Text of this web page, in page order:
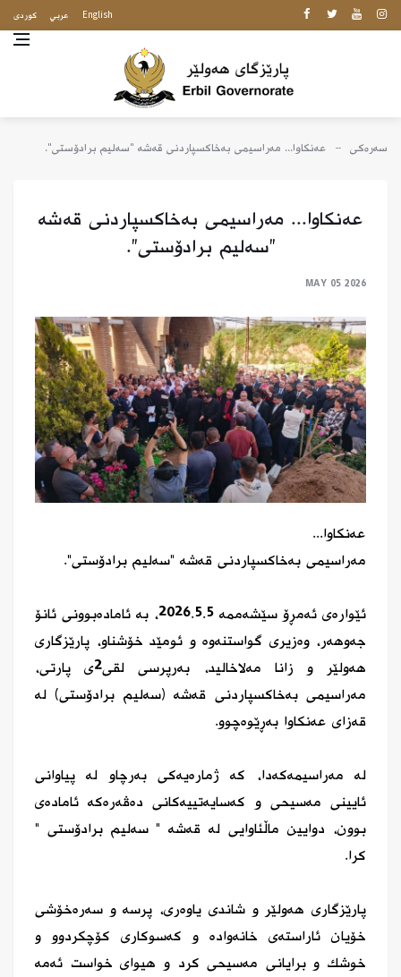
كوردى عربي English
سەرەکی عەنکاوا... مەراسیمی بەخاکسپاردنی قەشە "سەلیم برادۆستی".
عەنکاوا... مەراسیمی بەخاکسپاردنی قەشە
"سەلیم برادۆستی".
MAY 05 2026
عەنکاوا...
مەراسیمی بەخاکسپاردنی قەشە "سەلیم برادۆستی".
ئێوارەی ئەمڕۆ سێشەممە 2026.5.5، بە ئامادەبوونی ئانۆ
جەوهەر، وەزیری گواستنەوە و ئومێد خۆشناو، پارێزگاری
هەولێر و زانا مەلاخالید، بەرپرسی لقی2ی پارتی،
مەراسیمی بەخاکسپاردنی قەشە (سەلیم برادۆستی) لە
قەزای عەنکاوا بەڕێوەچوو.
لە مەراسیمەکەدا، کە ژمارەیەکی بەرچاو لە پیاوانی
ئایینی مەسیحی و کەسایەتییەکانی دەڤەرەکە ئامادەی
بوون، دوایین ماڵئاوایی لە قەشە " سەلیم برادۆستی "
کرا.
پارێزگاری هەولێر و شاندی یاوەری، پرسە و سەرەخۆشی
خۆیان ئاراستەی خانەوادە و کەسوکاری کۆچکردوو و
خوشک و برایانی مەسیحی کرد و هیوای خواست ئەمە